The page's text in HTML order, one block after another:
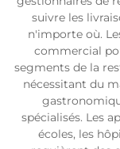
suivre les
n'importe où.
commercial
segments de la
nécessitant du
spécialisés. Les
écoles, les